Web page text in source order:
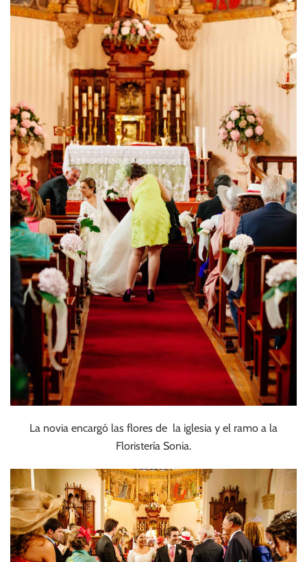
La novia encargó las flores de la iglesia y el ramo a la
Floristería Sonia.